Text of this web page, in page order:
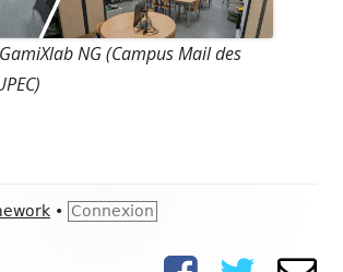
NG (Campus Mail des
• Connexion
Facebook Twitter
E-